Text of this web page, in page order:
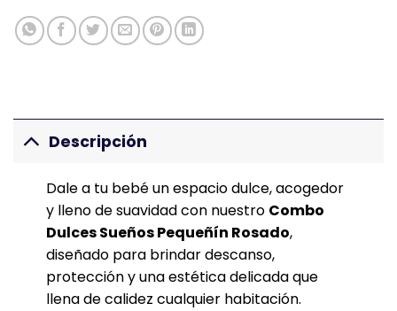
Descripción
Dale a tu bebé un espacio dulce, acogedor
y lleno de suavidad con nuestro Combo
Dulces Sueños Pequeñín Rosado,
diseñado para brindar descanso,
protección y una estética delicada que
llena de calidez cualquier habitación.